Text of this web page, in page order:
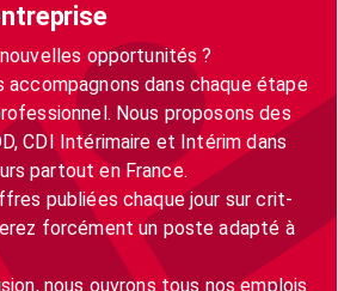
opportunités ?
accompagnons dans chaque étape
Nous proposons des
CDI Intérimaire et Intérim dans
partout en France.
publiées chaque jour sur crit-
forcément un poste adapté à
nous ouvrons tous nos emplois